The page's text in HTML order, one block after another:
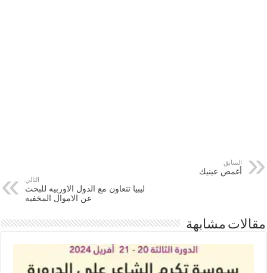
السابق
أغمض عينيك
التالي
ليبيا تتعاون مع الدول الاوربيه للبحث
عن الاموال المخفيه
مقالات مشابهة